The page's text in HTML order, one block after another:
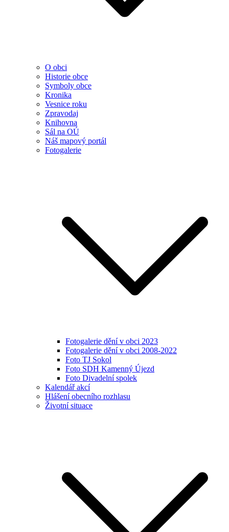
O obci
Historie obce
Symboly obce
Kronika
Vesnice roku
Zpravodaj
Knihovna
Sál na OÚ
Náš mapový portál
Fotogalerie
Fotogalerie dění v obci 2023
Fotogalerie dění v obci 2008-2022
Foto TJ Sokol
Foto SDH Kamenný Újezd
Foto Divadelní spolek
Kalendář akcí
Hlášení obecního rozhlasu
Životní situace